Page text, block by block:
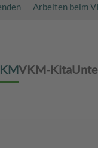
Arbeiten beim
VKM-Kita